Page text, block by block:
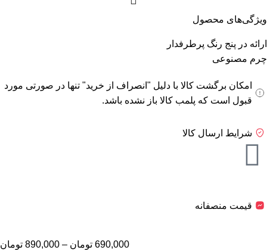
ویژگی‌های محصول
ارائه در پنج رنگ پرطرفدار
چرم مصنوعی
امکان برگشت کالا با دلیل "انصراف از خرید" تنها در صورتی مورد
قبول است که پلمب کالا باز نشده باشد.
شرایط ارسال کالا
قیمت منصفانه
690,000 تومان –
890,000 تومان